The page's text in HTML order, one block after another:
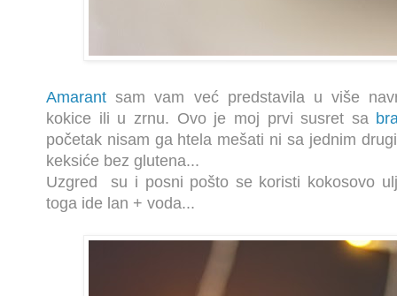
Amarant sam vam već predstavila u više
kokice ili u zrnu. Ovo je moj prvi susret sa
početak nisam ga htela mešati ni sa jednim
keksiće bez glutena...
Uzgred su i posni pošto se koristi kokosovo
toga ide lan + voda...